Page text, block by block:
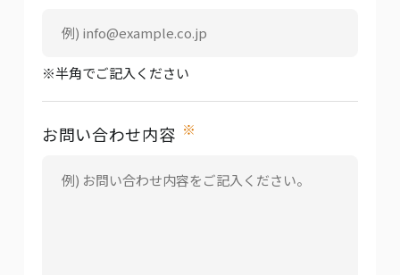
※半角でご記入ください
お問い合わせ内容 ※